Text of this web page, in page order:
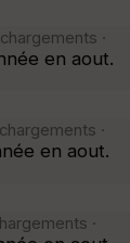
·
en aout.
·
en aout.
·